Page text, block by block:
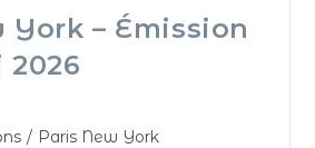
York – Émission
2026
/ Paris New York